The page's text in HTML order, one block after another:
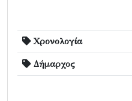
Χρονολογία
Δήμαρχος